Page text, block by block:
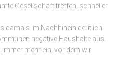
Gesellschaft treffen, schneller
damals im Nachhinein deutlich
negative Haushalte aus.
mehr ein, vor dem wir